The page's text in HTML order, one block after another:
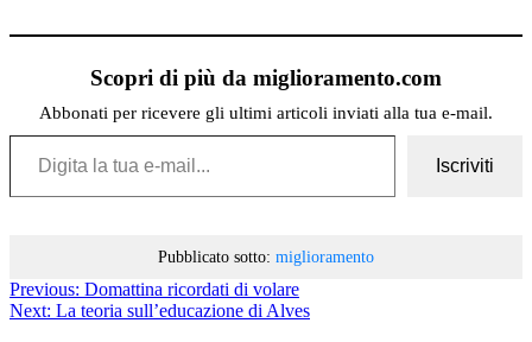
Scopri di più da miglioramento.com
Abbonati per ricevere gli ultimi articoli inviati alla tua e-mail.
Digita la tua e-mail...
Iscriviti
Pubblicato sotto: miglioramento
Previous: Domattina ricordati di volare
Next: La teoria sull’educazione di Alves